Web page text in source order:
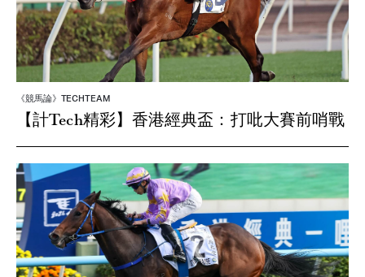
《競馬論》TECHTEAM
【計Tech精彩】香港經典盃：打吡大賽前哨戰